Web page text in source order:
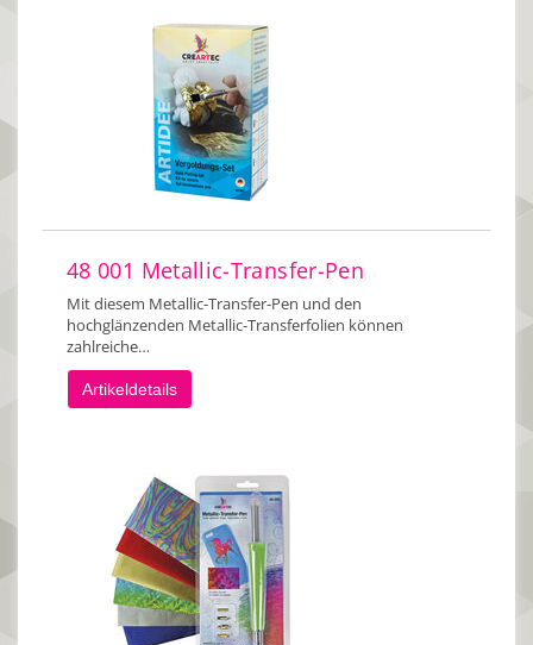
48 001 Metallic-Transfer-Pen
Mit diesem Metallic-Transfer-Pen und den
hochglänzenden Metallic-Transferfolien können
zahlreiche…
Artikeldetails